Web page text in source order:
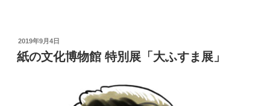
投
稿
日:
2019年9月4日
紙の文化博物館 特別展「大ふすま展」